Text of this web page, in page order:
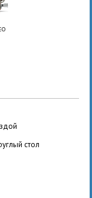
стол